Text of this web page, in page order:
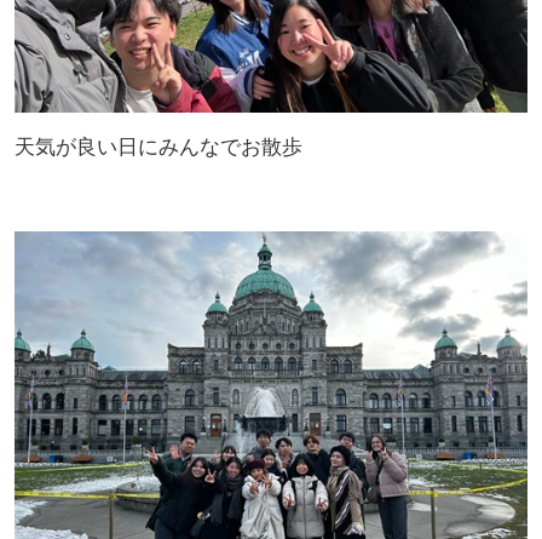
天気が良い日にみんなでお散歩